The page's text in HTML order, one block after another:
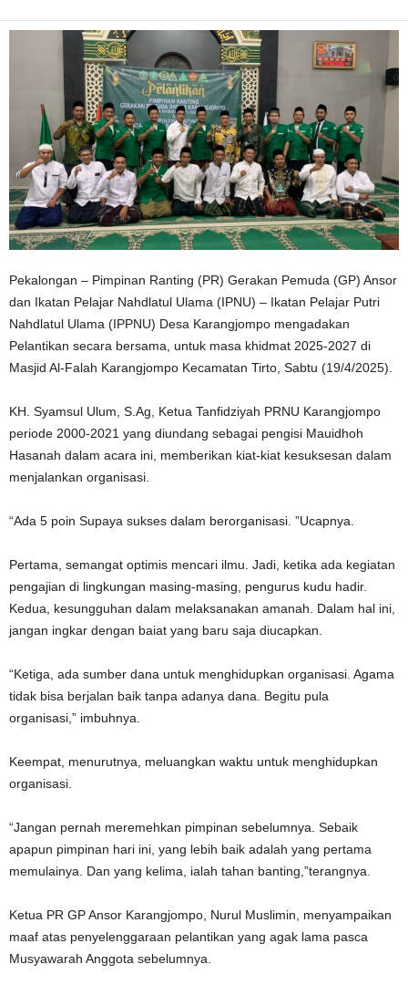
Pekalongan – Pimpinan Ranting (PR) Gerakan Pemuda (GP) Ansor
dan Ikatan Pelajar Nahdlatul Ulama (IPNU) – Ikatan Pelajar Putri
Nahdlatul Ulama (IPPNU) Desa Karangjompo mengadakan
Pelantikan secara bersama, untuk masa khidmat 2025-2027 di
Masjid Al-Falah Karangjompo Kecamatan Tirto, Sabtu (19/4/2025).
KH. Syamsul Ulum, S.Ag, Ketua Tanfidziyah PRNU Karangjompo
periode 2000-2021 yang diundang sebagai pengisi Mauidhoh
Hasanah dalam acara ini, memberikan kiat-kiat kesuksesan dalam
menjalankan organisasi.
“Ada 5 poin Supaya sukses dalam berorganisasi. ”Ucapnya.
Pertama, semangat optimis mencari ilmu. Jadi, ketika ada kegiatan
pengajian di lingkungan masing-masing, pengurus kudu hadir.
Kedua, kesungguhan dalam melaksanakan amanah. Dalam hal ini,
jangan ingkar dengan baiat yang baru saja diucapkan.
“Ketiga, ada sumber dana untuk menghidupkan organisasi. Agama
tidak bisa berjalan baik tanpa adanya dana. Begitu pula
organisasi,” imbuhnya.
Keempat, menurutnya, meluangkan waktu untuk menghidupkan
organisasi.
“Jangan pernah meremehkan pimpinan sebelumnya. Sebaik
apapun pimpinan hari ini, yang lebih baik adalah yang pertama
memulainya. Dan yang kelima, ialah tahan banting,”terangnya.
Ketua PR GP Ansor Karangjompo, Nurul Muslimin, menyampaikan
maaf atas penyelenggaraan pelantikan yang agak lama pasca
Musyawarah Anggota sebelumnya.